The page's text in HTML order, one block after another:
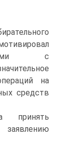
с
на
средств
принять
заявлению